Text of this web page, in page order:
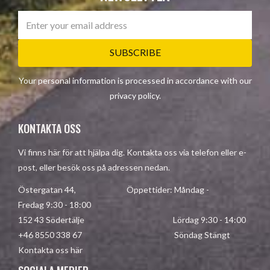
SUBSCRIBE
Your personal information is processed in accordance with our
privacy policy.
KONTAKTA OSS
Vi finns här för att hjälpa dig. Kontakta oss via telefon eller e-
post, eller besök oss på adressen nedan.
Östergatan 44, Öppettider: Måndag -
Fredag 9:30 - 18:00
152 43 Södertälje Lördag 9:30 - 14:00
+46 8550 338 67 Söndag Stängt
Kontakta oss här